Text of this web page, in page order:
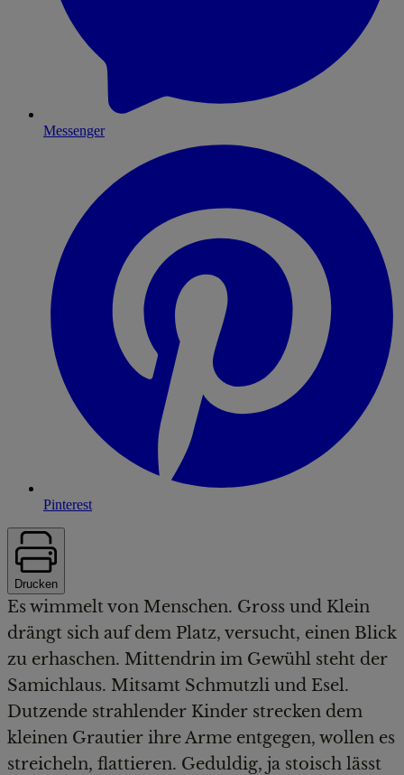
Messenger
Pinterest
Drucken
Es wimmelt von Menschen. Gross und Klein
drängt sich auf dem Platz, versucht, einen Blick
zu erhaschen. Mittendrin im Gewühl steht der
Samichlaus. Mitsamt Schmutzli und Esel.
Dutzende strahlender Kinder strecken dem
kleinen Grautier ihre Arme entgegen, wollen es
streicheln, flattieren. Geduldig, ja stoisch lässt